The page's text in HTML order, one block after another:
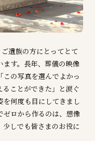
遺族の方にとってとて
ます。長年、葬儀の映像
の写真を選んでよかっ
ことができた」と涙ぐ
を何度も目にしてきまし
ゼロから作るのは、想像
しでも皆さまのお役に